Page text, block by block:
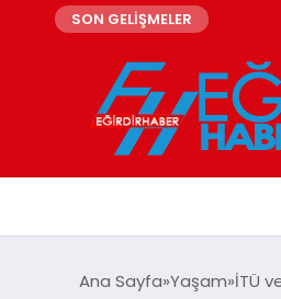
SON GELİŞMELER
Ana Sayfa Yaşam İTÜ